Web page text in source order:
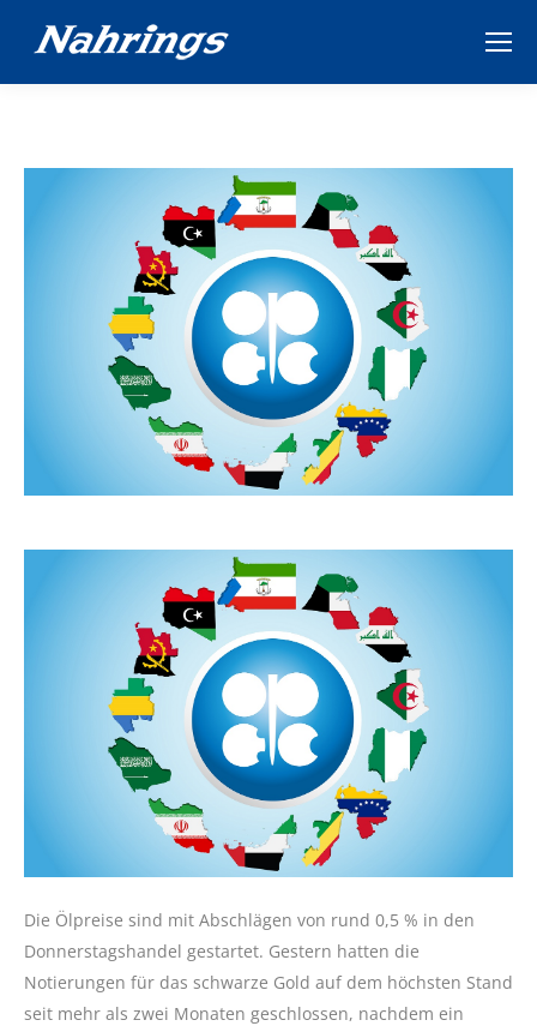
Die Ölpreise sind mit Abschlägen von rund 0,5 % in den
Donnerstagshandel gestartet. Gestern hatten die
Notierungen für das schwarze Gold auf dem höchsten Stand
seit mehr als zwei Monaten geschlossen, nachdem ein